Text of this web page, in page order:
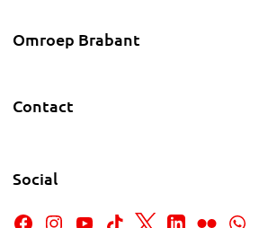
Omroep Brabant
Contact
Social